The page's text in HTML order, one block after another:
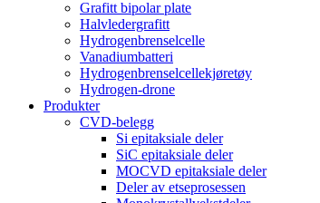
Grafitt bipolar plate
Halvledergrafitt
Hydrogenbrenselcelle
Vanadiumbatteri
Hydrogenbrenselcellekjøretøy
Hydrogen-drone
Produkter
CVD-belegg
Si epitaksiale deler
SiC epitaksiale deler
MOCVD epitaksiale deler
Deler av etseprosessen